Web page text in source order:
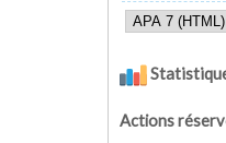
Actions